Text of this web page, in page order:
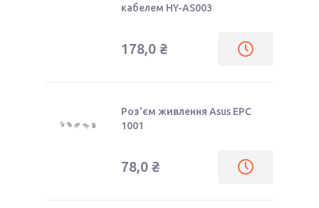
кабелем HY-AS003
178,0 ₴
Роз'єм живлення Asus EPC
1001
78,0 ₴